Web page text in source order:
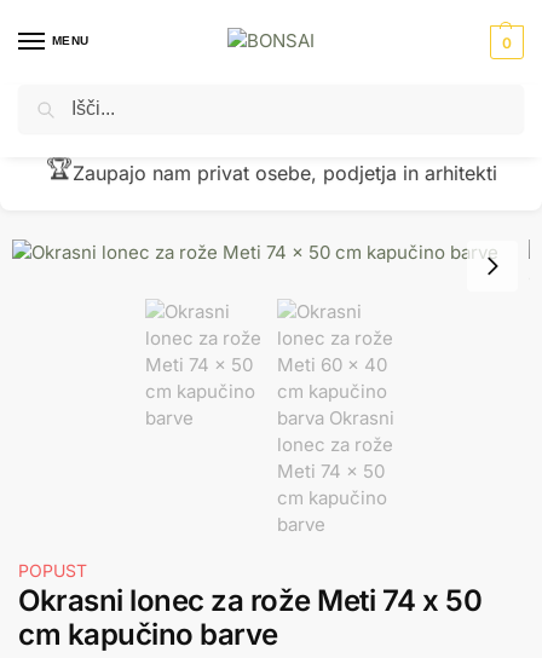
MENU 0
Domov / Okrasni lonci - cvetlična korita
🏆Zaupajo nam privat osebe, podjetja in arhitekti
POPUST
Okrasni lonec za rože Meti 74 x 50
cm kapučino barve